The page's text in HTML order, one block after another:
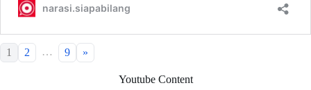
1 2 … 9 »
Youtube Content